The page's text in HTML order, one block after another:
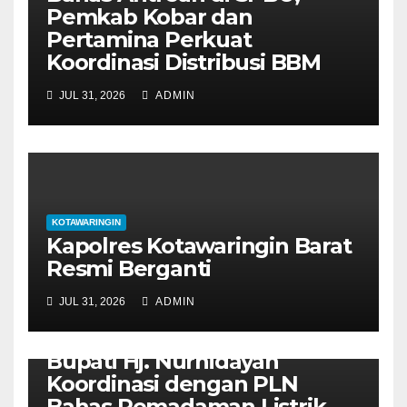
Pemkab Kobar dan
Pertamina Perkuat
Koordinasi Distribusi BBM
JUL 31, 2026 ADMIN
KOTAWARINGIN
Kapolres Kotawaringin Barat
Resmi Berganti
JUL 31, 2026 ADMIN
Bupati Hj. Nurhidayah
Koordinasi dengan PLN